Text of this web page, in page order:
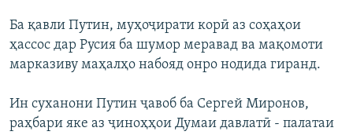
Ба қавли Путин, муҳоҷирати корӣ аз соҳаҳои
ҳассос дар Русия ба шумор меравад ва мақомоти
марказиву маҳалҳо набояд онро нодида гиранд.
Ин суханони Путин ҷавоб ба Сергей Миронов,
раҳбари яке аз ҷиноҳҳои Думаи давлатӣ - палатаи